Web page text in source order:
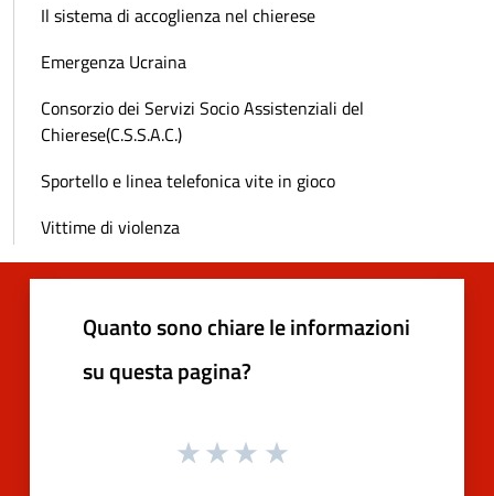
Il sistema di accoglienza nel chierese
Emergenza Ucraina
Consorzio dei Servizi Socio Assistenziali del
Chierese(C.S.S.A.C.)
Sportello e linea telefonica vite in gioco
Vittime di violenza
Quanto sono chiare le informazioni
su questa pagina?